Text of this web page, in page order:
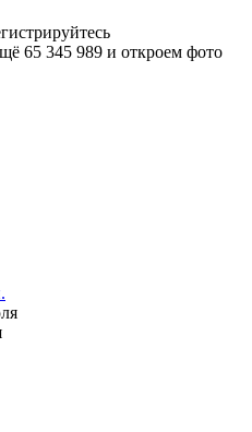
65 345 989 и откроем фото